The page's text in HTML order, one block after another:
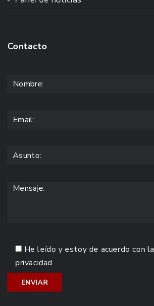
Contacto
He leído y estoy de acuerdo con la
privacidad